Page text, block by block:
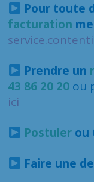
Pour toute
facturation
Prendre un
43 86 20 20 ou
ici
Postulerou
Faire une